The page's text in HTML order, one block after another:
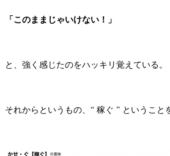
「このままじゃいけない！」
と、強く感じたのをハッキリ覚えている。
それからというもの、“ 稼ぐ ” ということ